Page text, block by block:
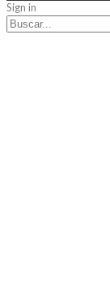
Sign in